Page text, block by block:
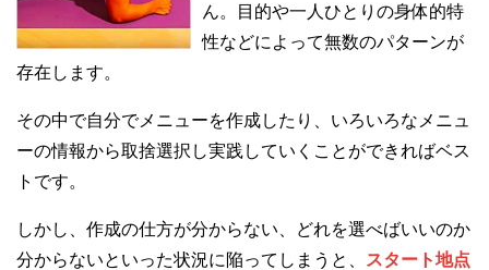
ん。目的や一人ひとりの身体的特
性などによって無数のパターンが
存在します。
その中で自分でメニューを作成したり、いろいろなメニュ
ーの情報から取捨選択し実践していくことができればベス
トです。
しかし、作成の仕方が分からない、どれを選べばいいのか
分からないといった状況に陥ってしまうと、
スタート地点